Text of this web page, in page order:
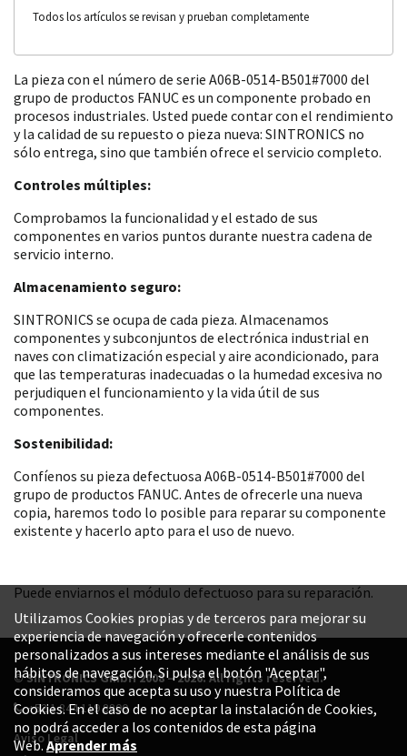
Todos los artículos se revisan y prueban completamente
La pieza con el número de serie A06B-0514-B501#7000 del
grupo de productos FANUC es un componente probado en
procesos industriales. Usted puede contar con el rendimiento
y la calidad de su repuesto o pieza nueva: SINTRONICS no
sólo entrega, sino que también ofrece el servicio completo.
Controles múltiples:
Comprobamos la funcionalidad y el estado de sus
componentes en varios puntos durante nuestra cadena de
servicio interno.
Almacenamiento seguro:
SINTRONICS se ocupa de cada pieza. Almacenamos
componentes y subconjuntos de electrónica industrial en
naves con climatización especial y aire acondicionado, para
que las temperaturas inadecuadas o la humedad excesiva no
perjudiquen el funcionamiento y la vida útil de sus
componentes.
Sostenibilidad:
Confíenos su pieza defectuosa A06B-0514-B501#7000 del
grupo de productos FANUC. Antes de ofrecerle una nueva
copia, haremos todo lo posible para reparar su componente
existente y hacerlo apto para el uso de nuevo.
Puede enviarnos el módulo defectuoso para su reparación.
© SINTRONICS GmbH 2008 – 2026. All rights reserved.
+52 1 844 119 8800
Aviso Legal
Utilizamos Cookies propias y de terceros para mejorar su
experiencia de navegación y ofrecerle contenidos
personalizados a sus intereses mediante el análisis de sus
hábitos de navegación. Si pulsa el botón "Aceptar",
consideramos que acepta su uso y nuestra Política de
Cookies. En el caso de no aceptar la instalación de Cookies,
no podrá acceder a los contenidos de esta página
Web.Aprender más